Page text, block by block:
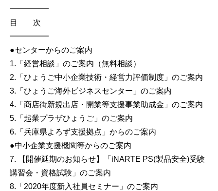
━━━━━
目 次
━━━━━
●センターからのご案内
1.「経営相談」のご案内（無料相談）
2.「ひょうご中小企業技術・経営力評価制度」のご案内
3.「ひょうご海外ビジネスセンター」のご案内
4.「商店街新規出店・開業等支援事業助成金」のご案内
5.「起業プラザひょうご」のご案内
6.「兵庫県よろず支援拠点」からのご案内
●中小企業支援機関等からのご案内
7. 【開催延期のお知らせ】「iNARTE PS(製品安全)受験
講習会・資格試験」のご案内
8.「2020年度新入社員セミナー」のご案内